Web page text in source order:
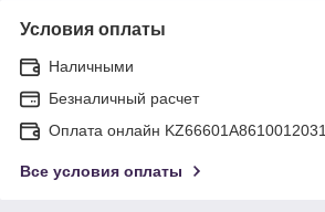
Условия оплаты
Наличными
Безналичный расчет
Оплата онлайн
Все условия оплаты